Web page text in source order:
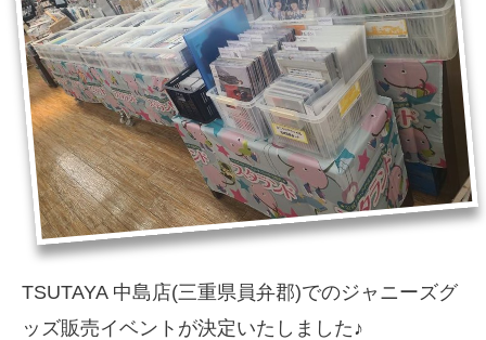
TSUTAYA 中島店(三重県員弁郡)でのジャニーズグ
ッズ販売イベントが決定いたしました♪